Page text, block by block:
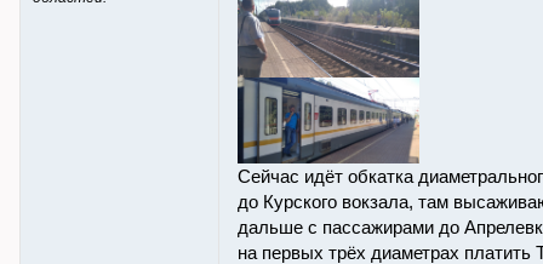
Сейчас идёт обкатка
до Курского вокзала, там
дальше с пассажирами до
на первых трёх диаметрах